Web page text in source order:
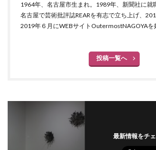
1964年、名古屋市生まれ。1989年、新聞社に就
名古屋で芸術批評誌REARを有志で立ち上げ、
2019年６月にWEBサイトOutermostNAGOYAを
投稿一覧へ
最新情報をチ